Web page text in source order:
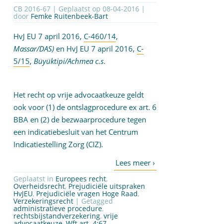
CB 2016-67 | Geplaatst op 08-04-2016 |
door Femke Ruitenbeek-Bart
HvJ EU 7 april 2016, C-460/14,
Massar/DAS) en HvJ EU 7 april 2016, C-
5/15, Büyüktipi/Achmea c.s.
Het recht op vrije advocaatkeuze geldt
ook voor (1) de ontslagprocedure ex art. 6
BBA en (2) de bezwaarprocedure tegen
een indicatiebesluit van het Centrum
Indicatiestelling Zorg (CIZ).
Geplaatst in Europees recht,
Overheidsrecht, Prejudiciële uitspraken
HvJEU, Prejudiciële vragen Hoge Raad,
Verzekeringsrecht | Getagged
administratieve procedure,
rechtsbijstandverzekering, vrije